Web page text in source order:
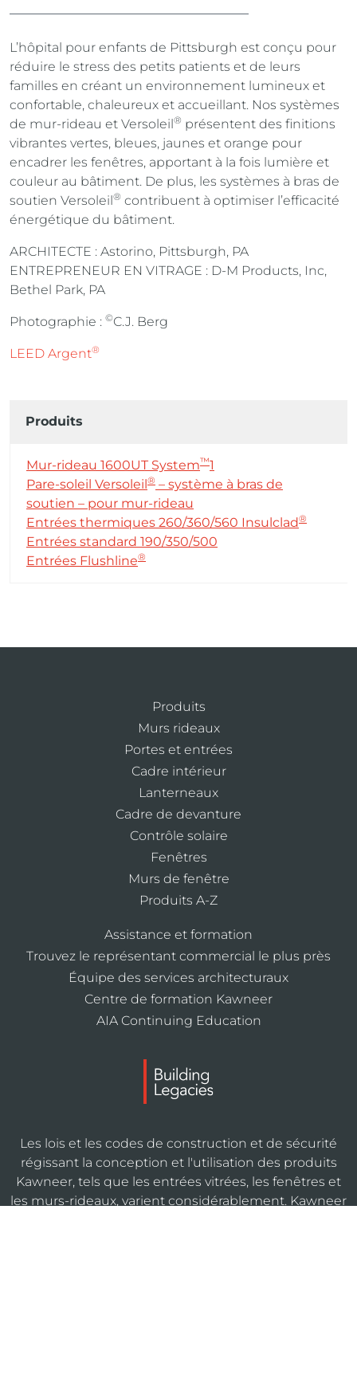
L’hôpital pour enfants de Pittsburgh est conçu pour
réduire le stress des petits patients et de leurs
familles en créant un environnement lumineux et
confortable, chaleureux et accueillant. Nos systèmes
de mur-rideau et Versoleil ® présentent des finitions
vibrantes vertes, bleues, jaunes et orange pour
encadrer les fenêtres, apportant à la fois lumière et
couleur au bâtiment. De plus, les systèmes à bras de
soutien Versoleil ® contribuent à optimiser l’efficacité
énergétique du bâtiment.
ARCHITECTE : Astorino, Pittsburgh, PA
ENTREPRENEUR EN VITRAGE : D-M Products, Inc,
Bethel Park, PA
Photographie : ©C.J. Berg
LEED Argent®
Produits
Mur-rideau 1600UT System™1
Pare-soleil Versoleil ® – système à bras de
soutien – pour mur-rideau
Entrées thermiques 260/360/560 Insulclad®
Entrées standard 190/350/500
Entrées Flushline®
Produits
Murs rideaux
Portes et entrées
Cadre intérieur
Lanterneaux
Cadre de devanture
Contrôle solaire
Fenêtres
Murs de fenêtre
Produits A-Z
Assistance et formation
Trouvez le représentant commercial le plus près
Équipe des services architecturaux
Centre de formation Kawneer
AIA Continuing Education
Les lois et les codes de construction et de sécurité
régissant la conception et l'utilisation des produits
Kawneer, tels que les entrées vitrées, les fenêtres et
les murs-rideaux, varient considérablement. Kawneer